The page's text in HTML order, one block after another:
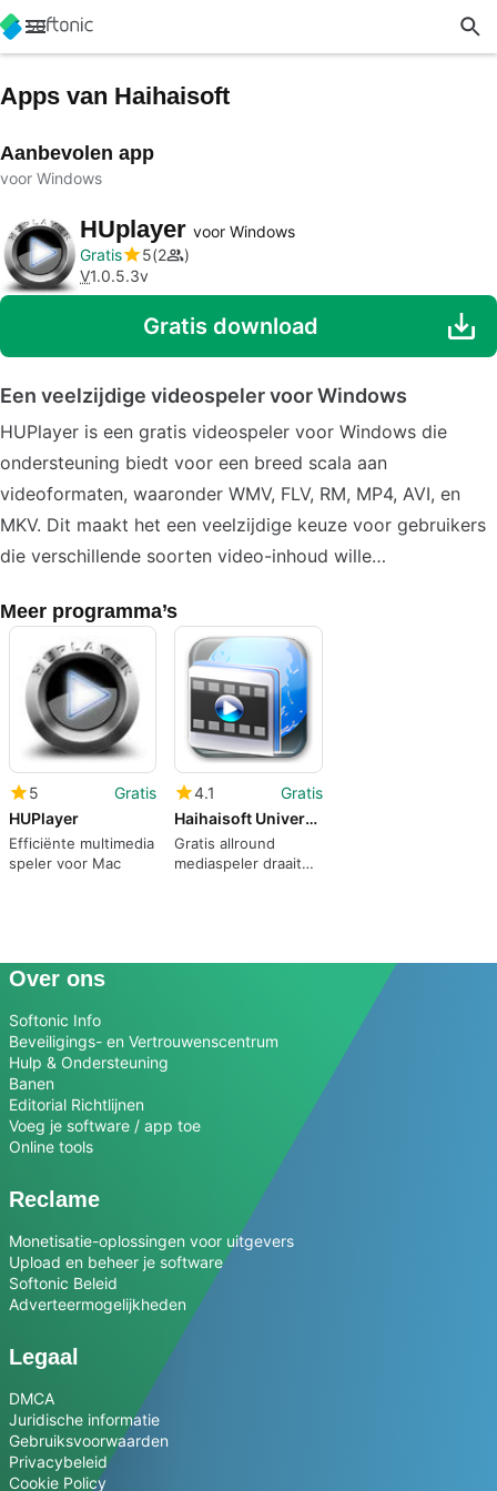
Apps van Haihaisoft
Aanbevolen app
voor Windows
HUplayer voor Windows
Gratis
5 2
V1.0.5.3v
Gratis download
Een veelzijdige videospeler voor Windows
HUPlayer is een gratis videospeler voor Windows die
ondersteuning biedt voor een breed scala aan
videoformaten, waaronder WMV, FLV, RM, MP4, AVI, en
MKV. Dit maakt het een veelzijdige keuze voor gebruikers
die verschillende soorten video-inhoud wille…
Meer programma’s
5
Gratis
HUPlayer
Efficiënte multimedia
speler voor Mac
4.1
Gratis
Haihaisoft Universal Player
Gratis allround
mediaspeler draait
Over ons
Softonic Info
Beveiligings- en Vertrouwenscentrum
Hulp & Ondersteuning
Banen
Editorial Richtlijnen
Voeg je software / app toe
Online tools
Reclame
Monetisatie-oplossingen voor uitgevers
Upload en beheer je software
Softonic Beleid
Adverteermogelijkheden
Legaal
DMCA
Juridische informatie
Gebruiksvoorwaarden
Privacybeleid
Cookie Policy